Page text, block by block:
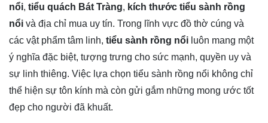
nổi, tiểu quách Bát Tràng, kích thước tiểu sành rồng
nổi và địa chỉ mua uy tín. Trong lĩnh vực đồ thờ cúng và
các vật phẩm tâm linh, tiểu sành rồng nổi luôn mang một
ý nghĩa đặc biệt, tượng trưng cho sức mạnh, quyền uy và
sự linh thiêng. Việc lựa chọn tiểu sành rồng nổi không chỉ
thể hiện sự tôn kính mà còn gửi gắm những mong ước tốt
đẹp cho người đã khuất.